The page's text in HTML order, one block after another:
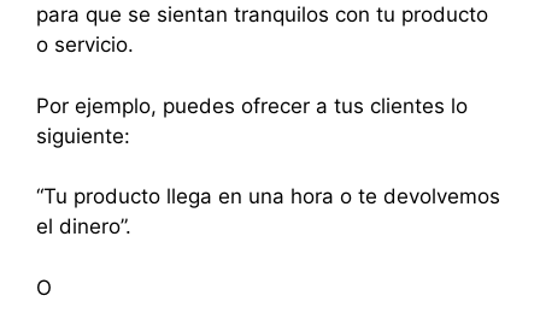
para que se sientan tranquilos con tu producto
o servicio.
Por ejemplo, puedes ofrecer a tus clientes lo
siguiente:
“Tu producto llega en una hora o te devolvemos
el dinero”.
O